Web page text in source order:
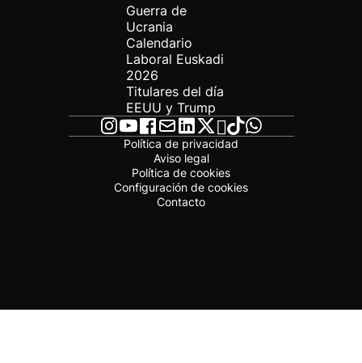
Guerra de
Ucrania
Calendario
Laboral Euskadi
2026
Titulares del día
EEUU y Trump
Política de privacidad
Aviso legal
Política de cookies
Configuración de cookies
Contacto